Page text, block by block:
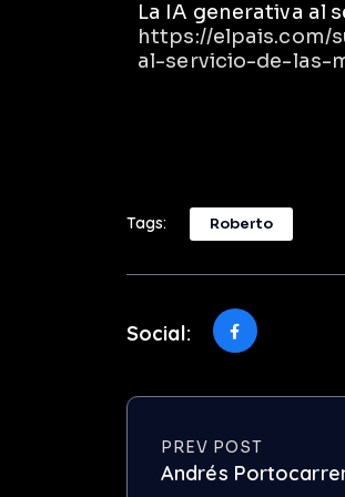
La IA generativa al
https://elpais.com/
al-servicio-de-las-
Tags: Roberto
Social:
PREV POST
Andrés